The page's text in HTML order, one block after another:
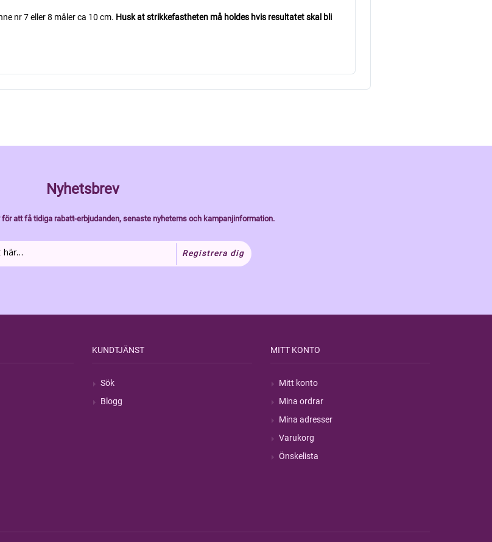
nr 7 eller 8 måler ca 10 cm. Husk at strikkefastheten må holdes hvis resultatet skal bli
Nyhetsbrev
för att få tidiga rabatt-erbjudanden, senaste nyheterns och kampanjinformation.
Registrera dig
KUNDTJÄNST
Sök
Blogg
MITT KONTO
Mitt konto
Mina ordrar
Mina adresser
Varukorg
Önskelista